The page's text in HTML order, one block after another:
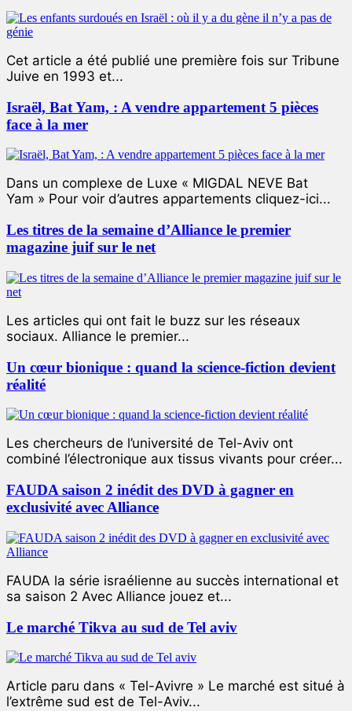
Cet article a été publié une première fois sur Tribune
Juive en 1993 et...
Israël, Bat Yam, : A vendre appartement 5 pièces
face à la mer
Dans un complexe de Luxe « MIGDAL NEVE Bat
Yam » Pour voir d’autres appartements cliquez-ici...
Les titres de la semaine d’Alliance le premier
magazine juif sur le net
Les articles qui ont fait le buzz sur les réseaux
sociaux. Alliance le premier...
Un cœur bionique : quand la science-fiction devient
réalité
Les chercheurs de l’université de Tel-Aviv ont
combiné l’électronique aux tissus vivants pour créer...
FAUDA saison 2 inédit des DVD à gagner en
exclusivité avec Alliance
FAUDA la série israélienne au succès international et
sa saison 2 Avec Alliance jouez et...
Le marché Tikva au sud de Tel aviv
Article paru dans « Tel-Avivre » Le marché est situé à
l’extrême sud est de Tel-Aviv...